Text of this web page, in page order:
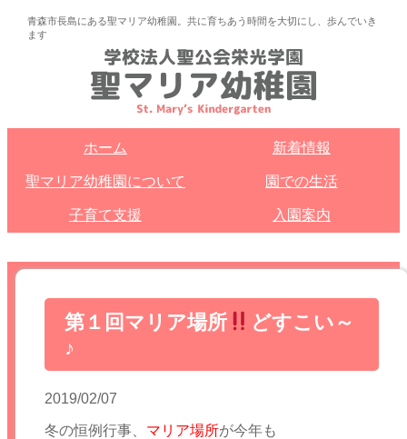
青森市長島にある聖マリア幼稚園。共に育ちあう時間を大切にし、歩んでいき
ます
ホーム 新着情報
聖マリア幼稚園について 園での生活
子育て支援 入園案内
第１回マリア場所
どすこい～
♪
2019/02/07
冬の恒例行事、 マリア場所が今年も